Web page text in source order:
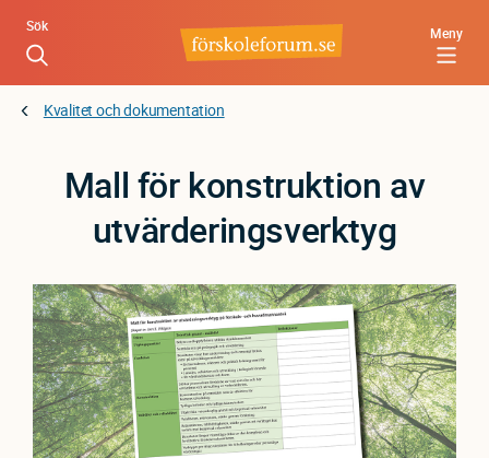
Hoppa
huvudinnehåll
Meny
Sök
Kvalitet och dokumentation
Mall för konstruktion av
utvärderingsverktyg